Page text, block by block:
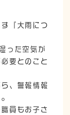
『大雨につ
った空気が
要とのこと
、警報情報
員もお子さ